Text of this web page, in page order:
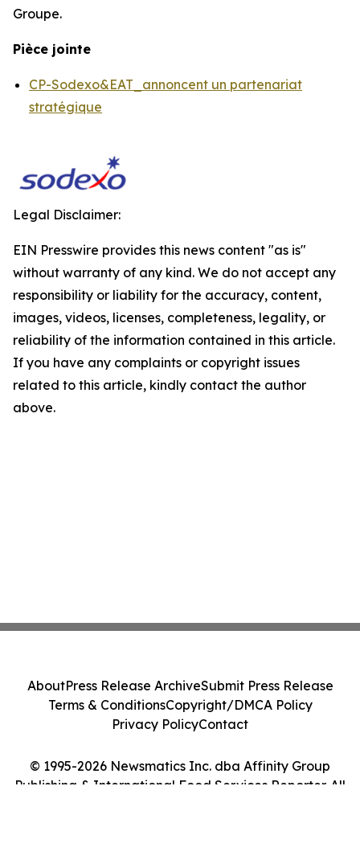
Groupe.
Pièce jointe
CP-Sodexo&EAT_annoncent un partenariat
stratégique
Legal Disclaimer:
EIN Presswire provides this news content "as is"
without warranty of any kind. We do not accept any
responsibility or liability for the accuracy, content,
images, videos, licenses, completeness, legality, or
reliability of the information contained in this article.
If you have any complaints or copyright issues
related to this article, kindly contact the author
above.
© 1995-2026 Newsmatics Inc. dba Affinity Group
Publishing & International Food Services Reporter. All
AboutPress Release ArchiveSubmit Press Release
Terms & ConditionsCopyright/DMCA Policy
Privacy PolicyContact